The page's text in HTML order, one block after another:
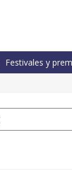
Festivales y